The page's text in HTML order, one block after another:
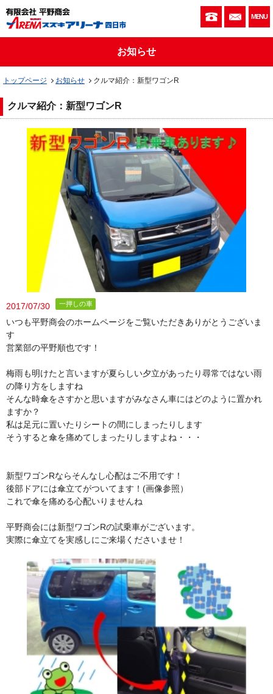
059-333-お問
MENU
お知らせ
トップページ お知らせ クルマ紹介：新型ワゴンR
クルマ紹介：新型ワゴンR
2017/07/30 一押しの車
いつも平野商会のホームページをご覧いただきありがとうございま
す
営業部の平野順也です！
梅雨も明けたと言いますが夏らしい夕立があったり尋常ではない雨
の降り方をしますね
そんな時傘をさすかと思いますがみなさん車にはどのように置かれ
ますか？
私は足元に置いたりシートの間にしまったりします
そうすると傘を痛めてしまったりしますよね・・・
新型ワゴンRならそんなし心配はご不用です！
後部ドアには傘立てがついてます！(画像参照）
これで傘を痛める心配いりませんね
平野商会には新型ワゴンRの試乗車がございます。
実際に傘立てを実感しにご来場くださいませ！